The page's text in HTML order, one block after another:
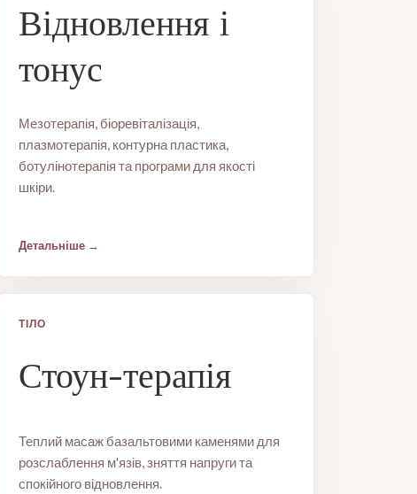
Відновлення і
тонус
Мезотерапія, біоревіталізація,
плазмотерапія, контурна пластика,
ботулінотерапія та програми для якості
шкіри.
Детальніше
ТІЛО
Стоун-терапія
Теплий масаж базальтовими каменями для
розслаблення м'язів, зняття напруги та
спокійного відновлення.